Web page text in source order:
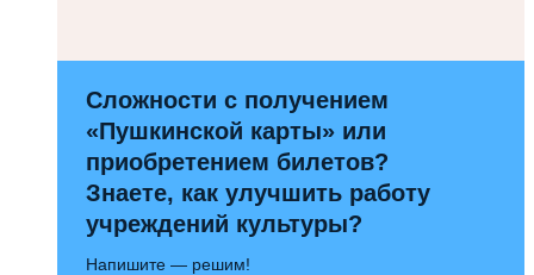
Сложности с получением
«Пушкинской карты» или
приобретением билетов?
Знаете, как улучшить работу
учреждений культуры?
Напишите — решим!